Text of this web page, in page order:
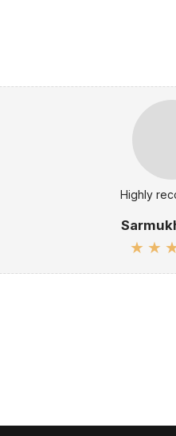
Highly